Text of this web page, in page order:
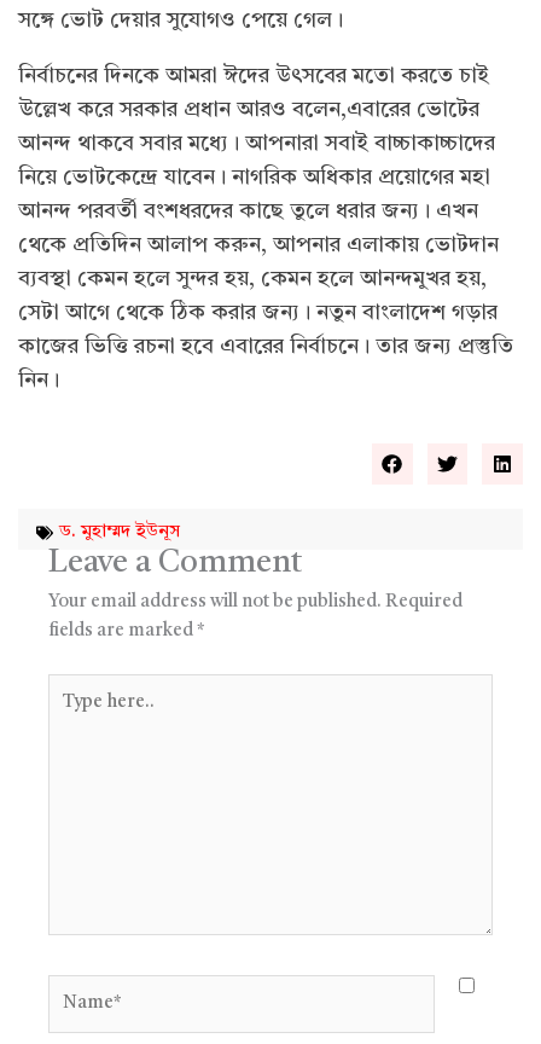
সঙ্গে ভোট দেয়ার সুযোগও পেয়ে গেল।
নির্বাচনের দিনকে আমরা ঈদের উৎসবের মতো করতে চাই
উল্লেখ করে সরকার প্রধান আরও বলেন,এবারের ভোটের
আনন্দ থাকবে সবার মধ্যে। আপনারা সবাই বাচ্চাকাচ্চাদের
নিয়ে ভোটকেন্দ্রে যাবেন। নাগরিক অধিকার প্রয়োগের মহা
আনন্দ পরবর্তী বংশধরদের কাছে তুলে ধরার জন্য। এখন
থেকে প্রতিদিন আলাপ করুন, আপনার এলাকায় ভোটদান
ব্যবস্থা কেমন হলে সুন্দর হয়, কেমন হলে আনন্দমুখর হয়,
সেটা আগে থেকে ঠিক করার জন্য। নতুন বাংলাদেশ গড়ার
কাজের ভিত্তি রচনা হবে এবারের নির্বাচনে। তার জন্য প্রস্তুতি
নিন।
ড. মুহাম্মদ ইউনূস
Leave a Comment
Your email address will not be published. Required
fields are marked *
here..